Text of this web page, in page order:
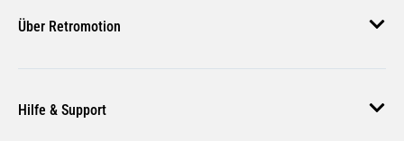
Über Retromotion
Unsere Jobs
Hilfe & Support